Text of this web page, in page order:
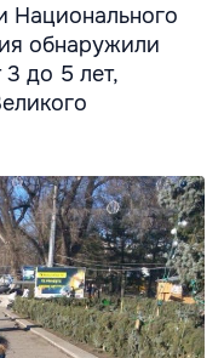
Национального
обнаружили
3 до 5 лет,